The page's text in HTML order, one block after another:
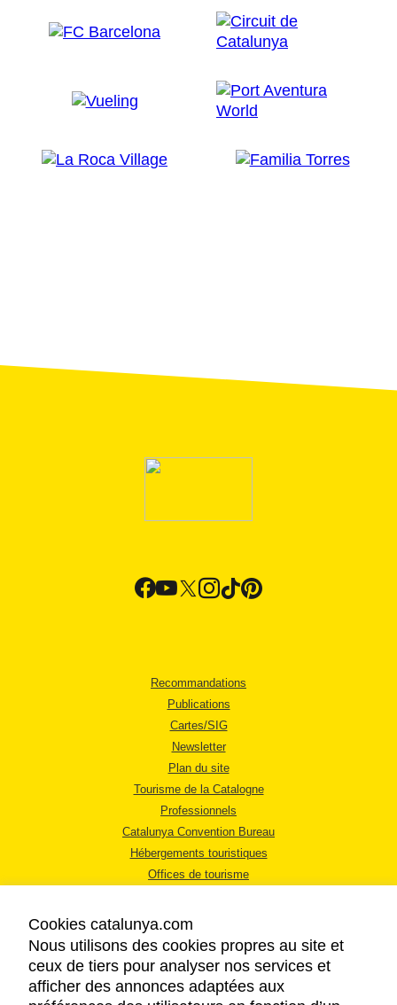
Recommandations
Publications
Cartes/SIG
Newsletter
Plan du site
Tourisme de la Catalogne
Professionnels
Catalunya Convention Bureau
Hébergements touristiques
Offices de tourisme
MENTIONS LÉGALES
Cookies catalunya.com
Nous utilisons des cookies propres au site et
ceux de tiers pour analyser nos services et
afficher des annonces adaptées aux